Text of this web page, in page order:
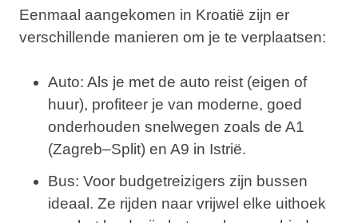
Eenmaal aangekomen in Kroatië zijn er
verschillende manieren om je te verplaatsen:
Auto: Als je met de auto reist (eigen of
huur), profiteer je van moderne, goed
onderhouden snelwegen zoals de A1
(Zagreb–Split) en A9 in Istrië.
Bus: Voor budgetreizigers zijn bussen
ideaal. Ze rijden naar vrijwel elke uithoek